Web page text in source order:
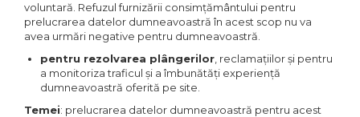
voluntară. Refuzul furnizării consimțământului pentru
prelucrarea datelor dumneavoastră în acest scop nu va
avea urmări negative pentru dumneavoastră.
pentru rezolvarea plângerilor , reclamațiilor și pentru
a monitoriza traficul și a îmbunătăți experiență
dumneavoastră oferită pe site.
Temei: prelucrarea datelor dumneavoastră pentru acest